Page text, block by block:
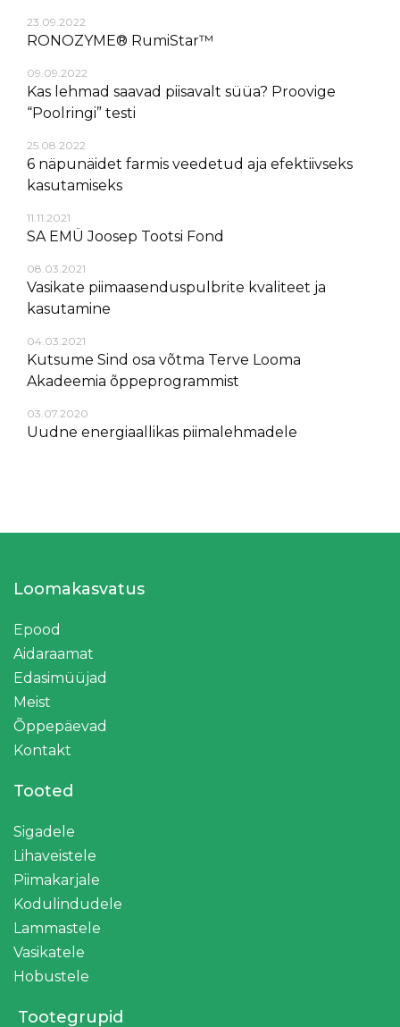
23.09.2022
RONOZYME® RumiStar™
09.09.2022
Kas lehmad saavad piisavalt süüa? Proovige
“Poolringi” testi
25.08.2022
6 näpunäidet farmis veedetud aja efektiivseks
kasutamiseks
11.11.2021
SA EMÜ Joosep Tootsi Fond
08.03.2021
Vasikate piimaasenduspulbrite kvaliteet ja
kasutamine
04.03.2021
Kutsume Sind osa võtma Terve Looma
Akadeemia õppeprogrammist
03.07.2020
Uudne energiaallikas piimalehmadele
Loomakasvatus
Epood
Aidaraamat
Edasimüüjad
Meist
Õppepäevad
Kontakt
Tooted
Sigadele
Lihaveistele
Piimakarjale
Kodulindudele
Lammastele
Vasikatele
Hobustele
Tootegrupid